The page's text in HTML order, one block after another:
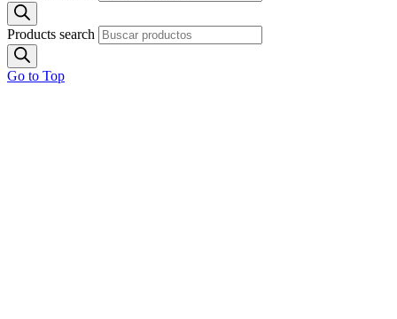
Products search
Go to Top